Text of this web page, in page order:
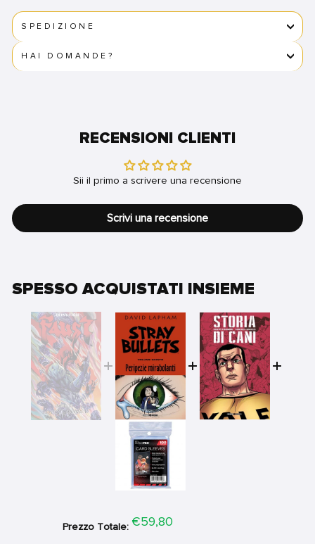
SPEDIZIONE
HAI DOMANDE?
RECENSIONI CLIENTI
Sii il primo a scrivere una recensione
Scrivi una recensione
SPESSO ACQUISTATI INSIEME
Prezzo Totale: Price
€59,80